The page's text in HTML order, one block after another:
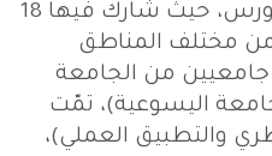
عباس الموسوي (قده)- دورس، حيث شارك فيها 18
من مختلف المناطق
جامعيين من الجامعة
اليسوعية)، تمّت
والتطبيق العملي)،